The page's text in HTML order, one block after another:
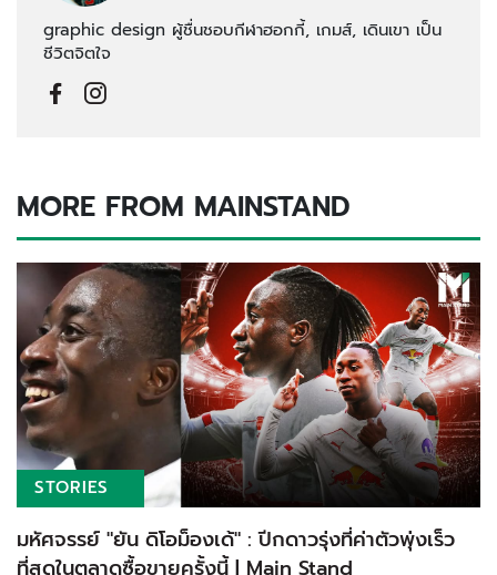
graphic design ผู้ชื่นชอบกีฬาฮอกกี้, เกมส์, เดินเขา เป็น
ชีวิตจิตใจ
MORE FROM MAINSTAND
STORIES
มหัศจรรย์ "ยัน ดิโอม็องเด้" : ปีกดาวรุ่งที่ค่าตัวพุ่งเร็ว
ที่สุดในตลาดซื้อขายครั้งนี้ | Main Stand